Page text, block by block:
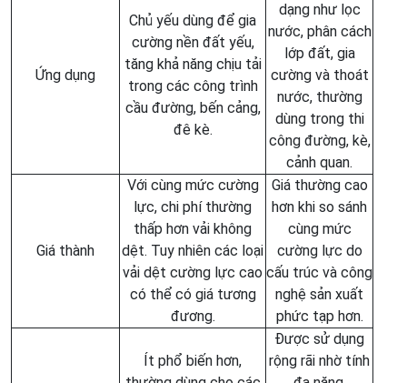
Ứng dụng
Chủ yếu dùng để gia
cường nền đất yếu,
tăng khả năng chịu tải
trong các công trình
cầu đường, bến cảng,
đê kè.
dạng như lọc
nước, phân cách
lớp đất, gia
cường và thoát
nước, thường
dùng trong thi
công đường, kè,
cảnh quan.
Giá thành
Với cùng mức cường
lực, chi phí thường
thấp hơn vải không
dệt. Tuy nhiên các loại
vải dệt cường lực cao
có thể có giá tương
đương.
Giá thường cao
hơn khi so sánh
cùng mức
cường lực do
cấu trúc và công
nghệ sản xuất
phức tạp hơn.
Ít phổ biến hơn,
Được sử dụng
rộng rãi nhờ tính